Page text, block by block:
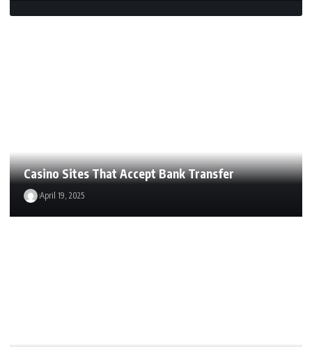
Casino Sites That Accept Bank Transfer
April 19, 2025